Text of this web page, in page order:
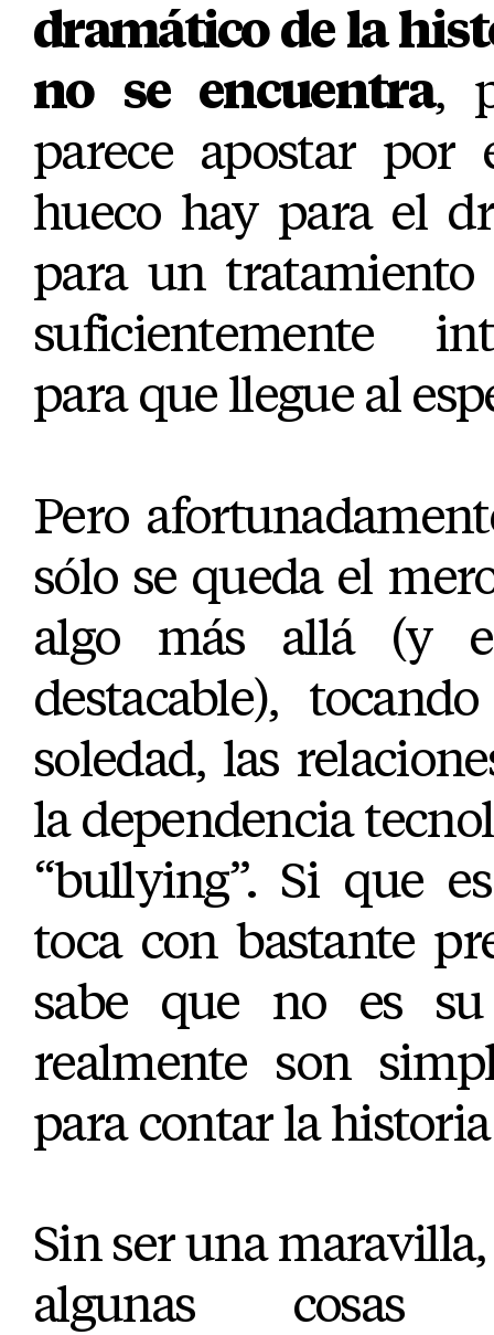
dramático de la
no se encuentra,
parece apostar
hueco hay para el
para un tratamiento
suficientemente
para que llegue al
Pero
sólo se queda el
algo más allá (y
destacable),
soledad, las
la dependencia
“bullying”. Si que
toca con bastante
sabe que no es
realmente son
para contar la
Sin ser una
algunas cosas